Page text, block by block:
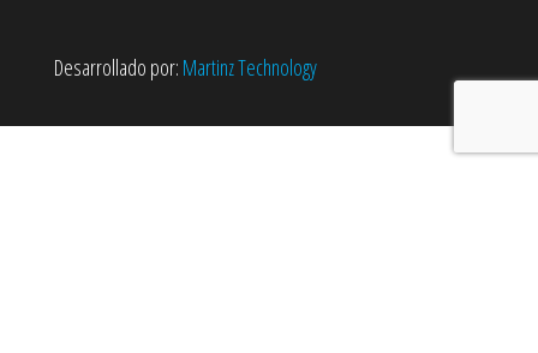
Desarrollado por: Martinz Technology